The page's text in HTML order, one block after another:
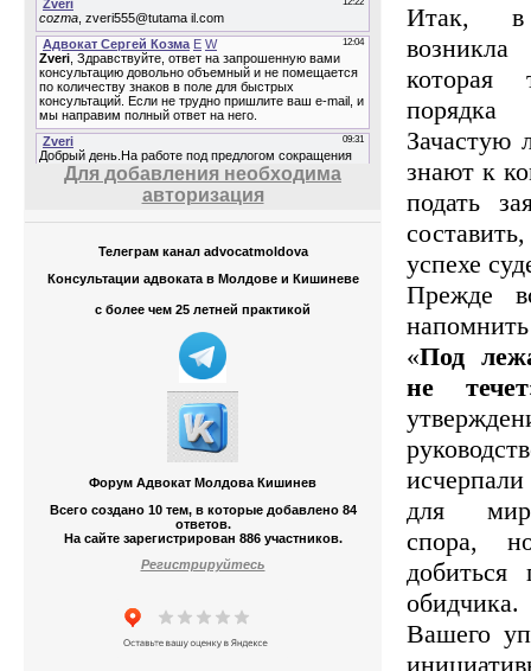
Для добавления необходима
авторизация
Телеграм канал advocatmoldova
Консультации адвоката в Молдове и Кишиневе
с более чем 25 летней практикой
Форум Адвокат Молдова Кишинев
Всего создано 10 тем, в которые добавлено 84
ответов.
На сайте зарегистрирован 886 участников.
Регистрируйтесь
Итак,
возникла
которая
Зачастую
знают к
подать
успехе
Прежде
«Под
не течет
для
спора,
добиться
Вашего